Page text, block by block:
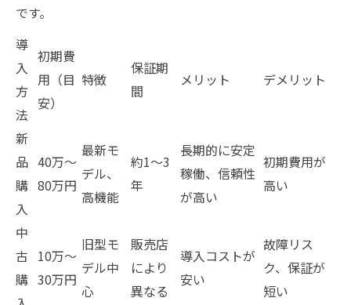
です。
導
入
方
法
初期費
用（目
安）
特徴
保証期
間
メリット デメリット
新
品
購
入
40万〜
80万円
最新モ
デル、
高機能
約1〜3
年
長期的に安定
稼働、信頼性
が高い
初期費用が
高い
中
古
購
10万〜
30万円
旧型モ
デル中
心
販売店
により
異なる
導入コストが
安い
故障リス
ク、保証が
短い